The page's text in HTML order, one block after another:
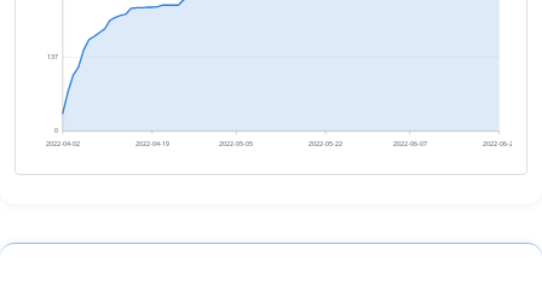
0
137
2022-04-02 2022-04-19 2022-05-05 2022-05-22 2022-06-07 2022-06-24